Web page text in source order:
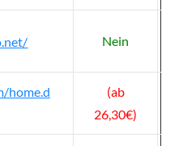
Nein
(ab
26,30€)